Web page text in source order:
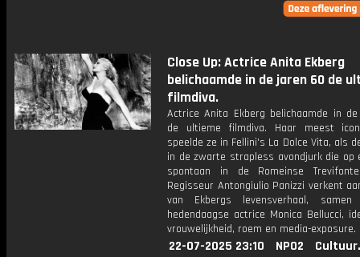
Close Up: Actrice Anita Ekberg
belichaamde in de jaren 60 de
filmdiva.
Actrice Anita Ekberg belichaamde in
de ultieme filmdiva. Haar meest
speelde ze in Fellini's La Dolce Vita, als
in de zwarte strapless avondjurk die op
spontaan in de Romeinse
Regisseur Antongiulio Panizzi verkent
van Ekbergs levensverhaal,
hedendaagse actrice Monica Bellucci,
vrouwelijkheid, roem en media-exposure.
22-07-2025 23:10 NPO2